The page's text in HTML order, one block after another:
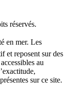
réservés.
en mer. Les
et reposent sur des
au
sur ce site.